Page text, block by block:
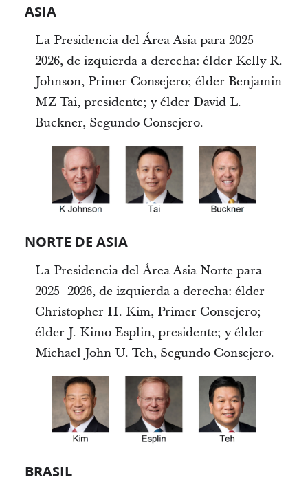
ASIA
La Presidencia del Área Asia para 2025–
2026, de izquierda a derecha: élder Kelly R.
Johnson, Primer Consejero; élder Benjamin
MZ Tai, presidente; y élder David L.
Buckner, Segundo Consejero.
NORTE DE ASIA
La Presidencia del Área Asia Norte para
2025–2026, de izquierda a derecha: élder
Christopher H. Kim, Primer Consejero;
élder J. Kimo Esplin, presidente; y élder
Michael John U. Teh, Segundo Consejero.
BRASIL